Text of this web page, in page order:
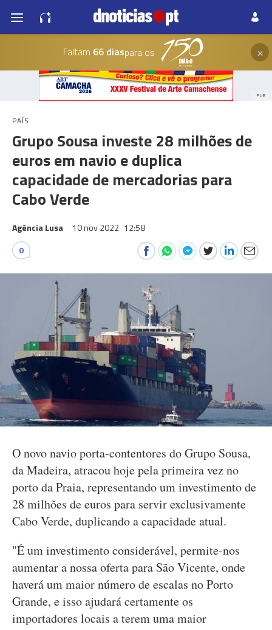
Faltam 66 diaspara os ×
PUB
PAÍS
Grupo Sousa investe 28 milhões de
euros em navio e duplica
capacidade de mercadorias para
Cabo Verde
Agência Lusa 10 nov 2022 12:58
0
O novo navio porta-contentores do Grupo Sousa,
da Madeira, atracou hoje pela primeira vez no
porto da Praia, representando um investimento de
28 milhões de euros para servir exclusivamente
Cabo Verde, duplicando a capacidade atual.
"É um investimento considerável, permite-nos
aumentar a nossa oferta para São Vicente, onde
haverá um maior número de escalas no Porto
Grande, e isso ajudará certamente os
importadores locais a terem uma maior